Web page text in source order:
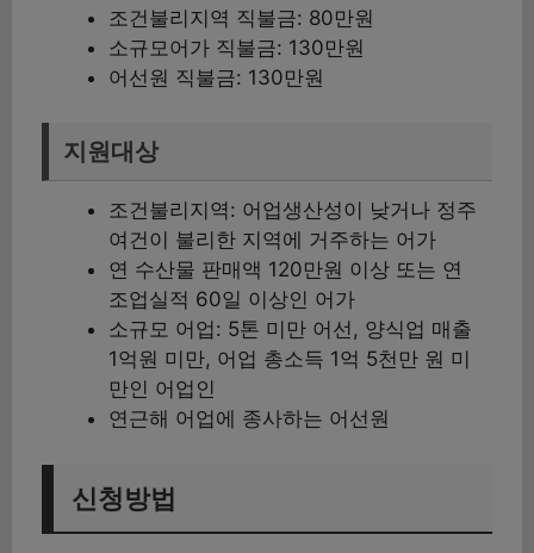
조건불리지역 직불금: 80만원
소규모어가 직불금: 130만원
어선원 직불금: 130만원
지원대상
조건불리지역: 어업생산성이 낮거나 정주
여건이 불리한 지역에 거주하는 어가
연 수산물 판매액 120만원 이상 또는 연
조업실적 60일 이상인 어가
소규모 어업: 5톤 미만 어선, 양식업 매출
1억원 미만, 어업 총소득 1억 5천만 원 미
만인 어업인
연근해 어업에 종사하는 어선원
신청방법